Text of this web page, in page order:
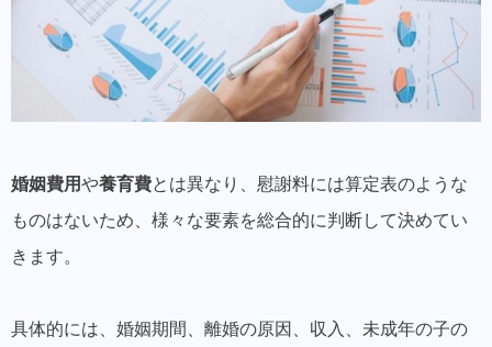
婚姻費用や養育費とは異なり、慰謝料には算定表のような
ものはないため、様々な要素を総合的に判断して決めてい
きます。
具体的には、婚姻期間、離婚の原因、収入、未成年の子の